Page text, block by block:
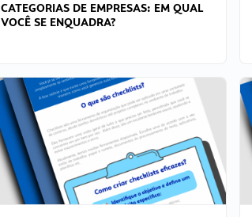
CATEGORIAS DE EMPRESAS: EM QUAL
VOCÊ SE ENQUADRA?